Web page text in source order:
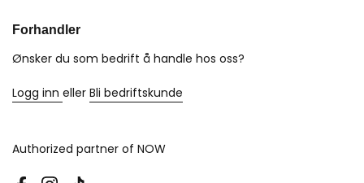
Forhandler
Ønsker du som bedrift å handle hos oss?
Logg inn eller Bli bedriftskunde
Authorized partner of NOW